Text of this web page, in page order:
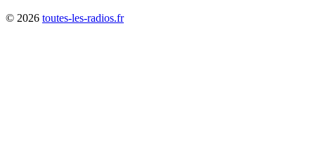
© 2026 toutes-les-radios.fr